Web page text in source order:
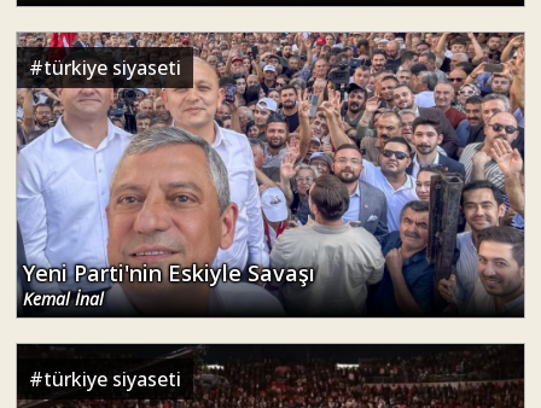
#türkiye siyaseti
Yeni Parti'nin Eskiyle Savaşı
Kemal İnal
#türkiye siyaseti